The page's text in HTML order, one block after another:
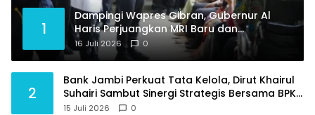
1
Dampingi Wapres Gibran, Gubernur Al
Haris Perjuangkan MRI Baru dan
Tambahan Dokter Spesialis untuk RSUD
Raden Mattaher
16 Juli 2026 0
2
Bank Jambi Perkuat Tata Kelola, Dirut Khairul
Suhairi Sambut Sinergi Strategis Bersama BPKP
Jambi
15 Juli 2026 0